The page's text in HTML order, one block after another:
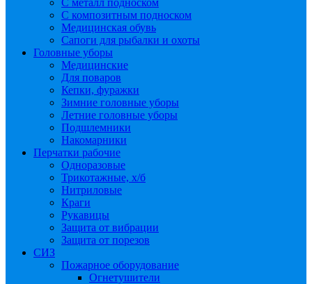
С металл подноском
С композитным подноском
Медицинская обувь
Сапоги для рыбалки и охоты
Головные уборы
Медицинские
Для поваров
Кепки, фуражки
Зимние головные уборы
Летние головные уборы
Подшлемники
Накомарники
Перчатки рабочие
Одноразовые
Трикотажные, х/б
Нитриловые
Краги
Рукавицы
Защита от вибрации
Защита от порезов
СИЗ
Пожарное оборудование
Огнетушители